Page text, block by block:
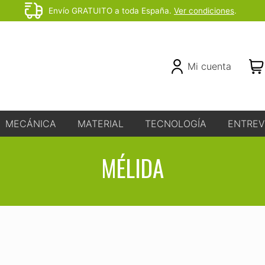
Before
Envío GRATUITO a toda España. Ver condiciones.
Header
RightMi cuenta
MECÁNICA MATERIAL TECNOLOGÍA
MÉLIDA